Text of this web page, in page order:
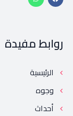
روابط مفيدة
الرئيسية
وجوه
أحداث